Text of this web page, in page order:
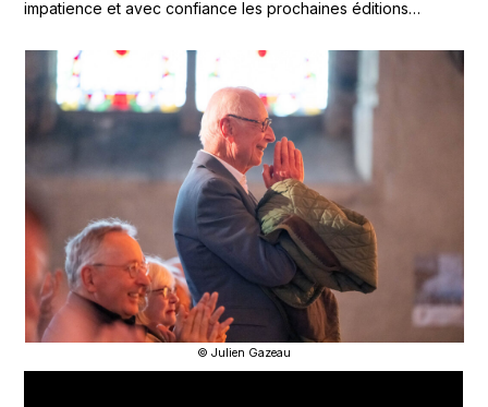
impatience et avec confiance les prochaines éditions…
© Julien Gazeau